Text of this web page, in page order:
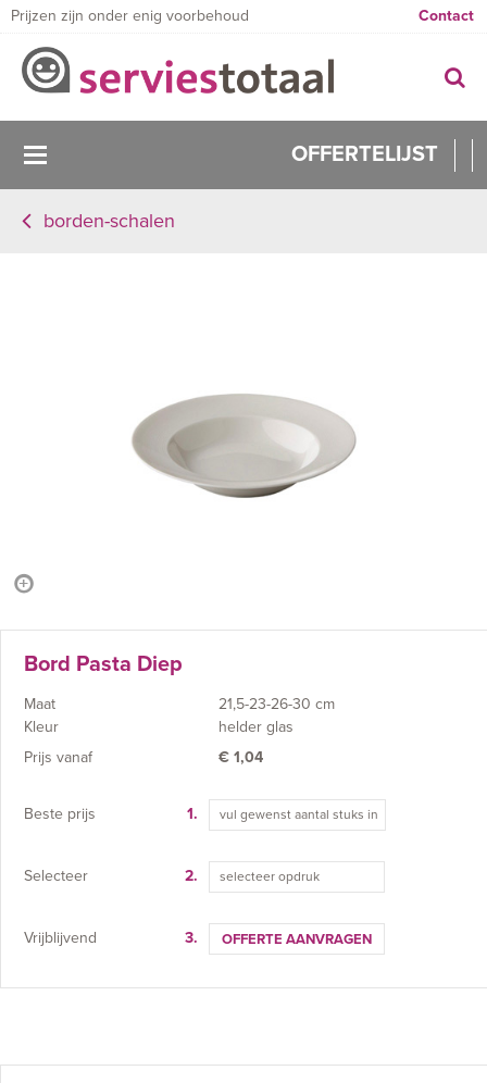
Prijzen zijn onder enig voorbehoud Contact
OFFERTELIJST
borden-schalen
Bord Pasta Diep
Maat
21,5-23-26-30 cm
Kleur
helder glas
Prijs vanaf
€ 1,04
Beste prijs 1.
Selecteer 2. selecteer opdruk
Vrijblijvend 3. OFFERTE AANVRAGEN